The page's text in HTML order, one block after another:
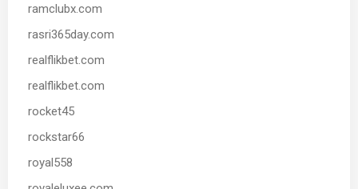
ramclubx.com
rasri365day.com
realflikbet.com
realflikbet.com
rocket45
rockstar66
royal558